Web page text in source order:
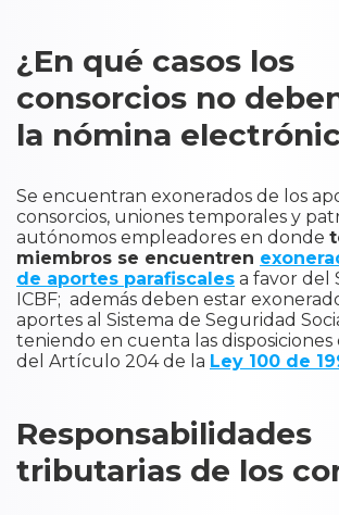
¿En qué casos los
consorcios no
la nómina
Se encuentran exonerados de los
consorcios, uniones temporales y
autónomos empleadores en donde
miembros se encuentren
de aportes parafiscales a favor del
ICBF; además deben estar
aportes al Sistema de Seguridad
teniendo en cuenta las
del Artículo 204 de la Ley 100 de
Responsabilidades
tributarias de los